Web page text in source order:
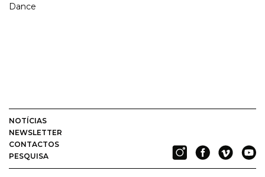
Dance
NOTÍCIAS
NEWSLETTER
CONTACTOS
PESQUISA